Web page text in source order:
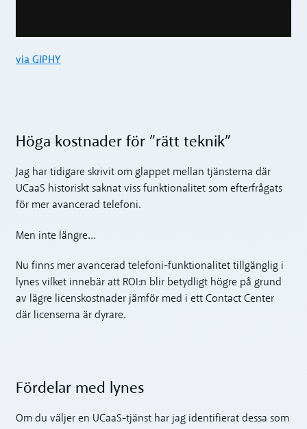
via GIPHY
Höga kostnader för ”rätt teknik”
Jag har tidigare skrivit om glappet mellan tjänsterna där
UCaaS historiskt saknat viss funktionalitet som efterfrågats
för mer avancerad telefoni.
Men inte längre…
Nu finns mer avancerad telefoni-funktionalitet tillgänglig i
lynes vilket innebär att ROI:n blir betydligt högre på grund
av lägre licenskostnader jämför med i ett Contact Center
där licenserna är dyrare.
Fördelar med lynes
Om du väljer en UCaaS-tjänst har jag identifierat dessa som